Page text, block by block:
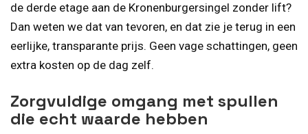
de derde etage aan de Kronenburgersingel zonder lift?
Dan weten we dat van tevoren, en dat zie je terug in een
eerlijke, transparante prijs. Geen vage schattingen, geen
extra kosten op de dag zelf.
Zorgvuldige omgang met spullen
die echt waarde hebben